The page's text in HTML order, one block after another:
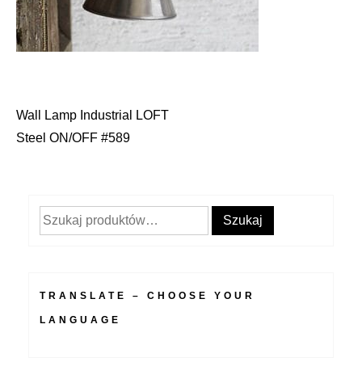
Nawigacja
Wall Lamp Industrial LOFT
Steel ON/OFF #589
Szukaj: Szukaj
TRANSLATE – CHOOSE YOUR
LANGUAGE